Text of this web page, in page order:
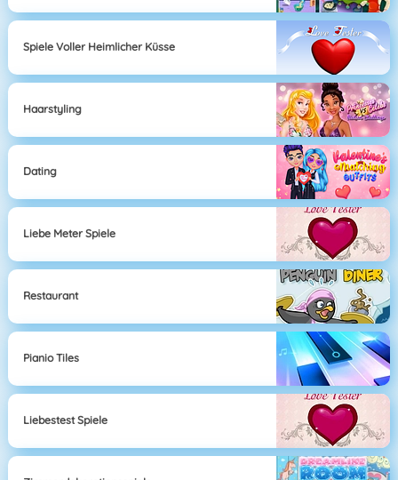
Spiele Voller Heimlicher Küsse
Haarstyling
Dating
Liebe Meter Spiele
Restaurant
Pianio Tiles
Liebestest Spiele